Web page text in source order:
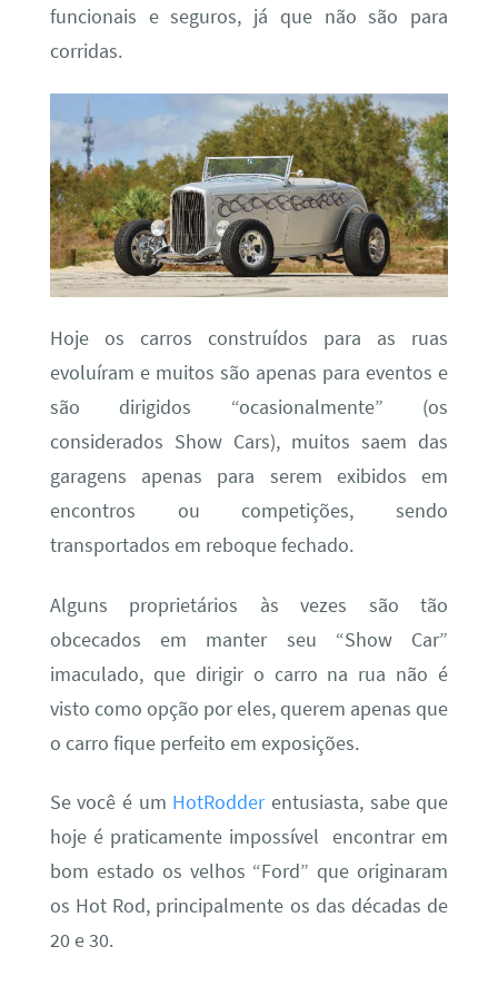
funcionais e seguros, já que não são para
corridas.
Hoje os carros construídos para as ruas
evoluíram e muitos são apenas para eventos e
são dirigidos “ocasionalmente” (os
considerados Show Cars), muitos saem das
garagens apenas para serem exibidos em
encontros ou competições, sendo
transportados em reboque fechado.
Alguns proprietários às vezes são tão
obcecados em manter seu “Show Car”
imaculado, que dirigir o carro na rua não é
visto como opção por eles, querem apenas que
o carro fique perfeito em exposições.
Se você é um HotRodderentusiasta, sabe que
hoje é praticamente impossível encontrar em
bom estado os velhos “Ford” que originaram
os Hot Rod, principalmente os das décadas de
20 e 30.